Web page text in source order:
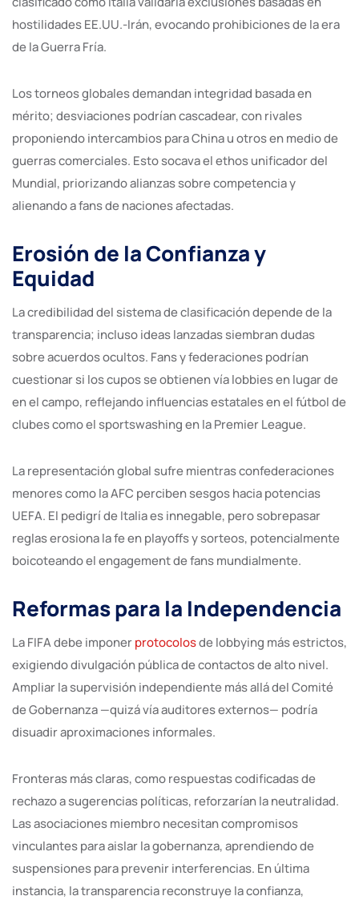
hostilidades EE.UU.-Irán, evocando prohibiciones de la era
de la Guerra Fría.
Los torneos globales demandan integridad basada en
mérito; desviaciones podrían cascadear, con rivales
proponiendo intercambios para China u otros en medio de
guerras comerciales. Esto socava el ethos unificador del
Mundial, priorizando alianzas sobre competencia y
alienando a fans de naciones afectadas.
Erosión de la Confianza y
Equidad
La credibilidad del sistema de clasificación depende de la
transparencia; incluso ideas lanzadas siembran dudas
sobre acuerdos ocultos. Fans y federaciones podrían
cuestionar si los cupos se obtienen vía lobbies en lugar de
en el campo, reflejando influencias estatales en el fútbol de
clubes como el sportswashing en la Premier League.
La representación global sufre mientras confederaciones
menores como la AFC perciben sesgos hacia potencias
UEFA. El pedigrí de Italia es innegable, pero sobrepasar
reglas erosiona la fe en playoffs y sorteos, potencialmente
boicoteando el engagement de fans mundialmente.
Reformas para la Independencia
La FIFA debe imponerprotocolosde lobbying más estrictos,
exigiendo divulgación pública de contactos de alto nivel.
Ampliar la supervisión independiente más allá del Comité
de Gobernanza —quizá vía auditores externos— podría
disuadir aproximaciones informales.
Fronteras más claras, como respuestas codificadas de
rechazo a sugerencias políticas, reforzarían la neutralidad.
Las asociaciones miembro necesitan compromisos
vinculantes para aislar la gobernanza, aprendiendo de
suspensiones para prevenir interferencias. En última
instancia, la transparencia reconstruye la confianza,